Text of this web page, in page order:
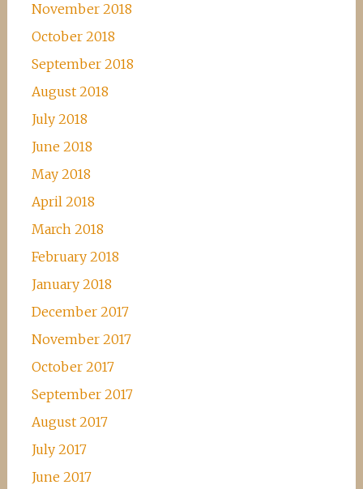
November 2018
October 2018
September 2018
August 2018
July 2018
June 2018
May 2018
April 2018
March 2018
February 2018
January 2018
December 2017
November 2017
October 2017
September 2017
August 2017
July 2017
June 2017